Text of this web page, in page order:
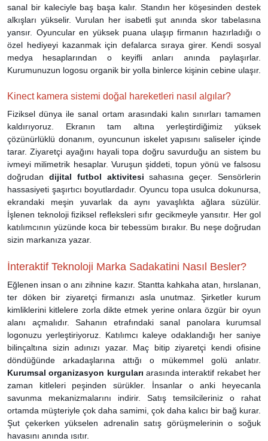
sanal bir kaleciyle baş başa kalır. Standın her köşesinden destek
alkışları yükselir. Vurulan her isabetli şut anında skor tabelasına
yansır. Oyuncular en yüksek puana ulaşıp firmanın hazırladığı o
özel hediyeyi kazanmak için defalarca sıraya girer. Kendi sosyal
medya hesaplarından o keyifli anları anında paylaşırlar.
Kurumunuzun logosu organik bir yolla binlerce kişinin cebine ulaşır.
Kinect kamera sistemi doğal hareketleri nasıl algılar?
Fiziksel dünya ile sanal ortam arasındaki kalın sınırları tamamen
kaldırıyoruz. Ekranın tam altına yerleştirdiğimiz yüksek
çözünürlüklü donanım, oyuncunun iskelet yapısını saliseler içinde
tarar. Ziyaretçi ayağını hayali topa doğru savurduğu an sistem bu
ivmeyi milimetrik hesaplar. Vuruşun şiddeti, topun yönü ve falsosu
doğrudan dijital futbol aktivitesi sahasına geçer. Sensörlerin
hassasiyeti şaşırtıcı boyutlardadır. Oyuncu topa usulca dokunursa,
ekrandaki meşin yuvarlak da aynı yavaşlıkta ağlara süzülür.
İşlenen teknoloji fiziksel refleksleri sıfır gecikmeyle yansıtır. Her gol
katılımcının yüzünde koca bir tebessüm bırakır. Bu neşe doğrudan
sizin markanıza yazar.
İnteraktif Teknoloji Marka Sadakatini Nasıl Besler?
Eğlenen insan o anı zihnine kazır. Stantta kahkaha atan, hırslanan,
ter döken bir ziyaretçi firmanızı asla unutmaz. Şirketler kurum
kimliklerini kitlelere zorla dikte etmek yerine onlara özgür bir oyun
alanı açmalıdır. Sahanın etrafındaki sanal panolara kurumsal
logonuzu yerleştiriyoruz. Katılımcı kaleye odaklandığı her saniye
bilinçaltına sizin adınızı yazar. Maç bitip ziyaretçi kendi ofisine
döndüğünde arkadaşlarına attığı o mükemmel golü anlatır.
Kurumsal organizasyon kurguları arasında interaktif rekabet her
zaman kitleleri peşinden sürükler. İnsanlar o anki heyecanla
savunma mekanizmalarını indirir. Satış temsilcileriniz o rahat
ortamda müşteriyle çok daha samimi, çok daha kalıcı bir bağ kurar.
Şut çekerken yükselen adrenalin satış görüşmelerinin o soğuk
havasını anında ısıtır.